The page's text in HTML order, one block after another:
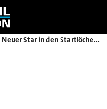
Mercedes GLB: Neuer Star in den Startlöchern